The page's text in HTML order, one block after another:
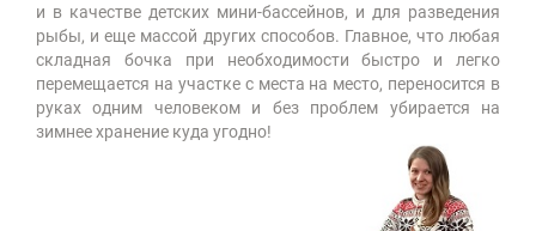
и в качестве детских мини-бассейнов, и для разведения
рыбы, и еще массой других способов. Главное, что любая
складная бочка при необходимости быстро и легко
перемещается на участке с места на место, переносится в
руках одним человеком и без проблем убирается на
зимнее хранение куда угодно!